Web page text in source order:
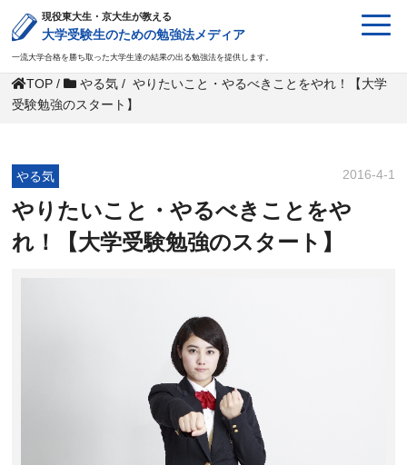
現役東大生・京大生が教える
大学受験生のための勉強法メディア
一流大学合格を勝ち取った大学生達の結果の出る勉強法を提供します。
TOP / やる気 / やりたいこと・やるべきことをやれ！【大学
受験勉強のスタート】
やる気 2016-4-1
やりたいこと・やるべきことをや
れ！【大学受験勉強のスタート】